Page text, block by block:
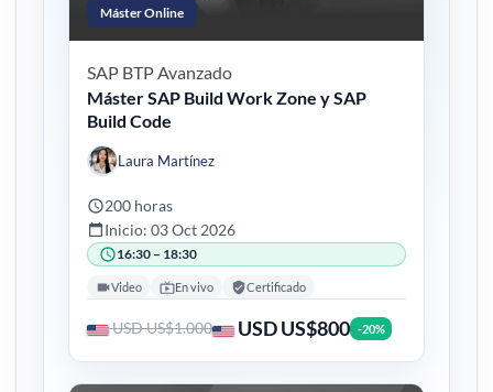
Máster Online
SAP BTP Avanzado
Máster SAP Build Work Zone y SAP
Build Code
Laura Martínez
200 horas
Inicio: 03 Oct 2026
16:30 – 18:30
Video En vivo Certificado
USD US$1.000 USD US$800 -20%